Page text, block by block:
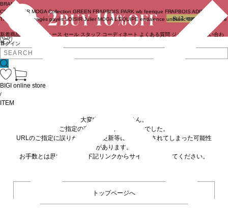
ログイン
BRAND
COUTURIER MOGA Collection GREEN FRAPBOIS PARK wb feerique FRAPBOIS ADIEU
TRISTESSE
congés payés LOISIR Julier MOGA L'EQUIPE endalence unbilanc BIGI online store
新着商品 ニュース セール スタッフ コーディネート よくある質問 ジャーナル
お問い合わ
せ
BIGI online store
/
ITEM
大変申し訳ありません。
ご指定の商品が見つかりませんでした。
URLのご指定に誤りがあるか、更新等に伴い削除されてしまった可能性
があります。
お手数とは思いますが、下記リンクからサイトへ移動してください。
トップページへ